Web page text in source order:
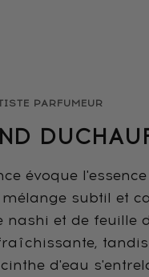
PARFUMEUR
évoque
subtil et
nashi et de feuille
d'eau